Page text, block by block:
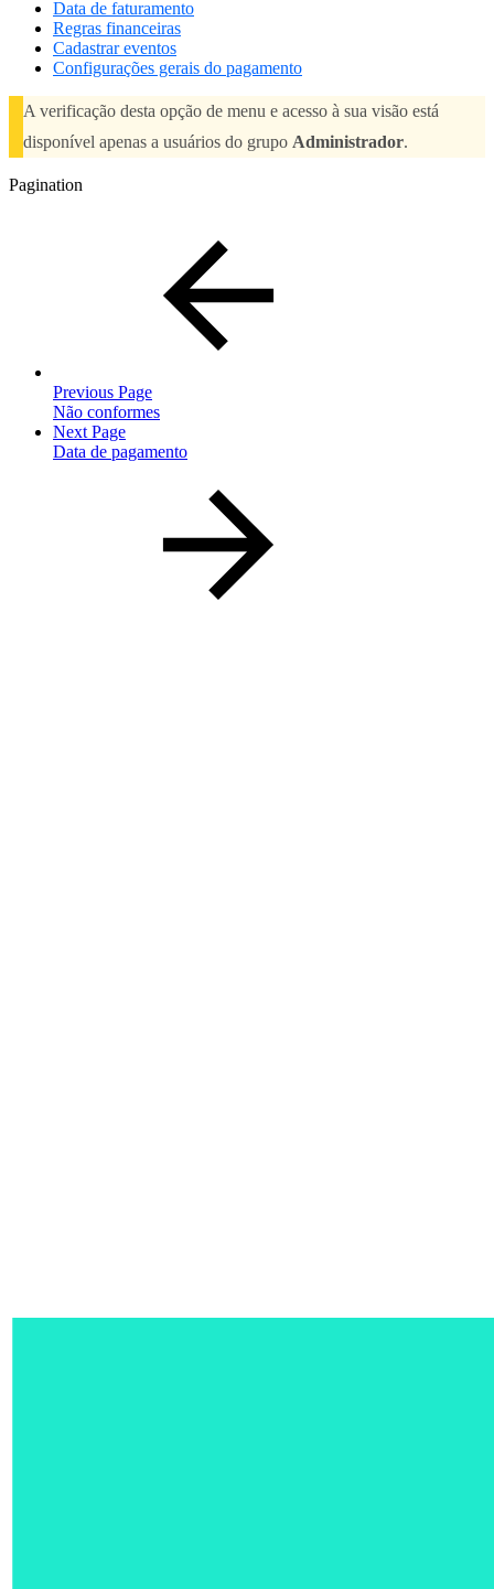
Data de faturamento
Regras financeiras
Cadastrar eventos
Configurações gerais do pagamento
A verificação desta opção de menu e acesso à sua visão está
disponível apenas a usuários do grupo Administrador.
Pagination
Previous Page
Não conformes
Next Page
Data de pagamento